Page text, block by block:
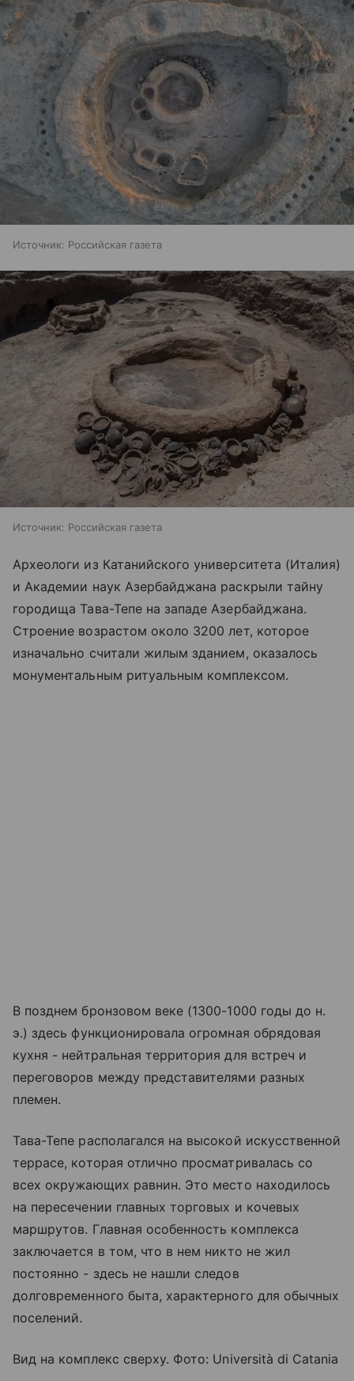
Источник: Российская газета
Источник: Российская газета
Археологи из Катанийского университета (Италия)
и Академии наук Азербайджана раскрыли тайну
городища Тава-Тепе на западе Азербайджана.
Строение возрастом около 3200 лет, которое
изначально считали жилым зданием, оказалось
монументальным ритуальным комплексом.
В позднем бронзовом веке (1300-1000 годы до н.
э.) здесь функционировала огромная обрядовая
кухня - нейтральная территория для встреч и
переговоров между представителями разных
племен.
Тава-Тепе располагался на высокой искусственной
террасе, которая отлично просматривалась со
всех окружающих равнин. Это место находилось
на пересечении главных торговых и кочевых
маршрутов. Главная особенность комплекса
заключается в том, что в нем никто не жил
постоянно - здесь не нашли следов
долговременного быта, характерного для обычных
поселений.
Вид на комплекс сверху. Фото: Università di Catania